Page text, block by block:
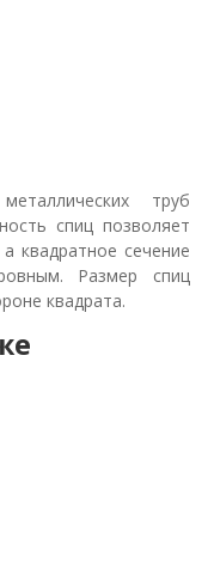
труб
спиц позволяет
квадратное сечение
Размер спиц
квадрата.